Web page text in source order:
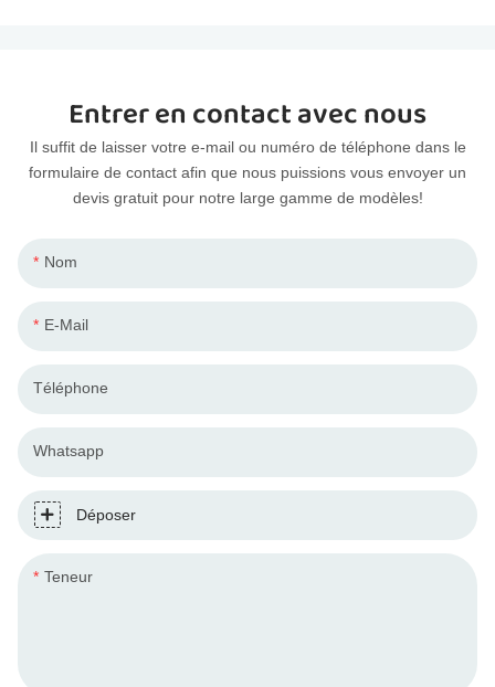
Entrer en contact avec nous
Il suffit de laisser votre e-mail ou numéro de téléphone dans le
formulaire de contact afin que nous puissions vous envoyer un
devis gratuit pour notre large gamme de modèles!
Nom
E-Mail
Téléphone
Whatsapp
Déposer
Teneur